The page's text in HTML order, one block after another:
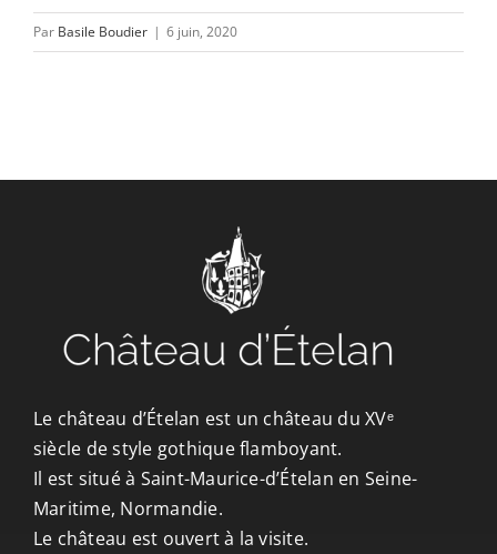
Par Basile Boudier | 6 juin, 2020
Le château d’Ételan est un château du XVᵉ
siècle de style gothique flamboyant.
Il est situé à Saint-Maurice-d’Ételan en Seine-
Maritime, Normandie.
Le château est ouvert à la visite.